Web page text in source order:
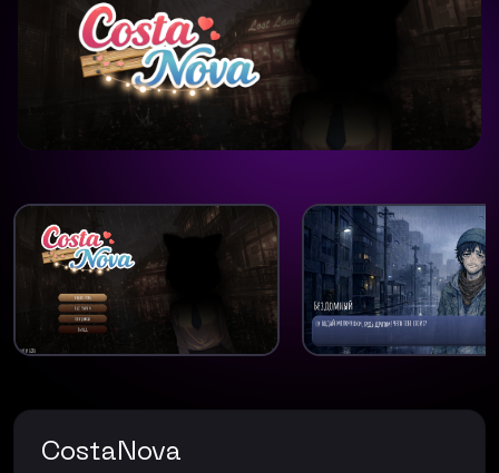
CostaNova